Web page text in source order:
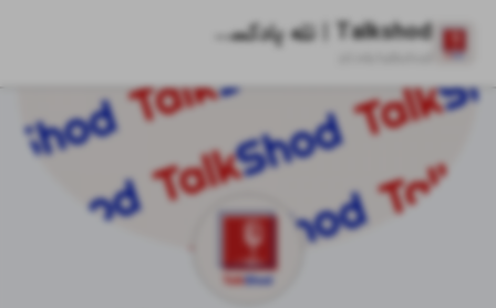
Talkshod | تله پادکست تاک شد